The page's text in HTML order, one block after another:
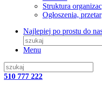
Struktura
Ogłoszenia,
Najlepiej po prostu do
Menu
510 777 222